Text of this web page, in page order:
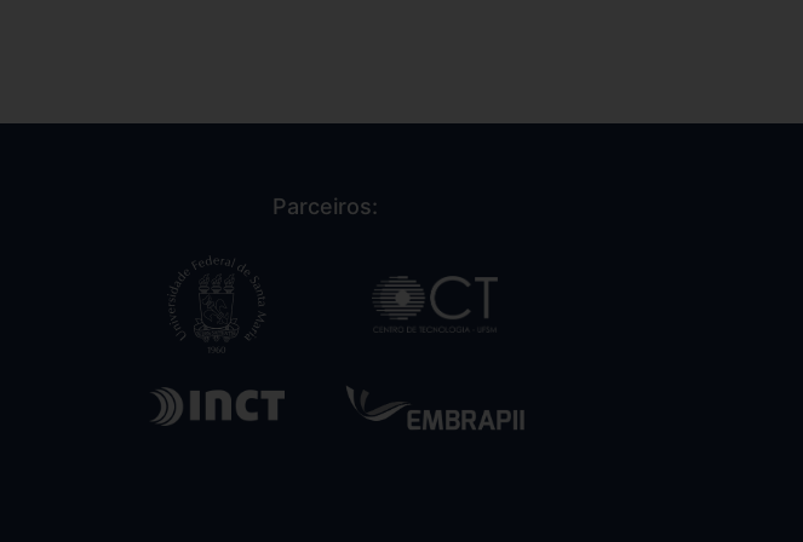
Parceiros: